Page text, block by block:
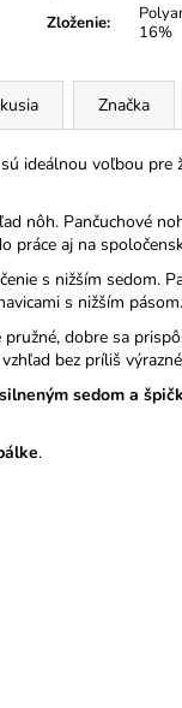
Zloženie:
16%
Značka
sú ideálnou voľbou pre
nôh. Pančuchové
práce aj na
s nižším sedom.
s nižším pásom.
dobre sa
bez príliš
sedom a
.